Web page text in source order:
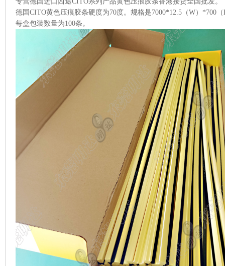
德国CITO黄色压痕胶条硬度为70度。规格是7000*12.5（W）*700
每盒包装数量为100条。